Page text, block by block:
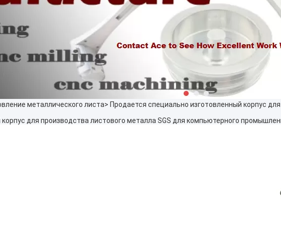
металлического листа> Продается специально изготовленный корпус
для производства листового металла SGS для компьютерного